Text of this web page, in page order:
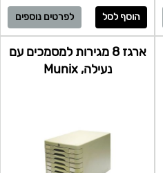
לפרטים נוספים
ארגז 8 מגירות למסמכים עם
נעילה, Munix